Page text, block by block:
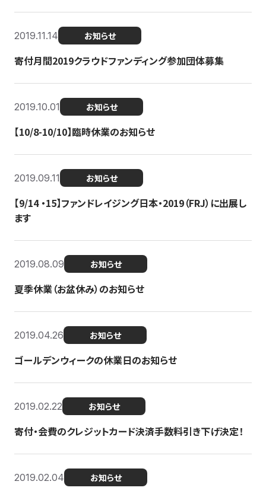
2019.11.14 お知らせ
寄付月間2019クラウドファンディング参加団体募集
2019.10.01 お知らせ
【10/8-10/10】臨時休業のお知らせ
2019.09.11 お知らせ
【9/14 ・15】ファンドレイジング日本・2019（FRJ）に出展し
ます
2019.08.09 お知らせ
夏季休業（お盆休み）のお知らせ
2019.04.26 お知らせ
ゴールデンウィークの休業日のお知らせ
2019.02.22 お知らせ
寄付・会費のクレジットカード決済手数料引き下げ決定！
2019.02.04 お知らせ